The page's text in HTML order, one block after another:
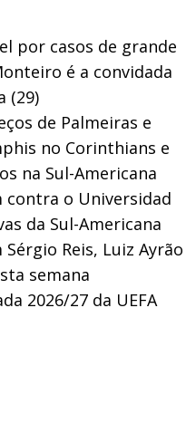
por casos de grande
é a convidada
(29)
de Palmeiras e
no Corinthians e
na Sul-Americana
contra o Universidad
da Sul-Americana
Reis, Luiz Ayrão
semana
2026/27 da UEFA